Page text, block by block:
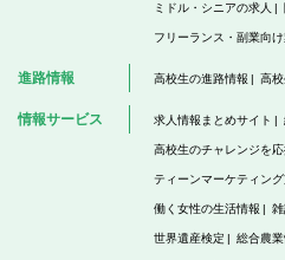
ミドル・シニアの求人
フリーランス・副業向
進路情報 高校生の進路情報 高
情報サービス 求人情報まとめサイト
高校生のチャレンジを
ティーンマーケティング
働く女性の生活情報
世界遺産検定 総合農